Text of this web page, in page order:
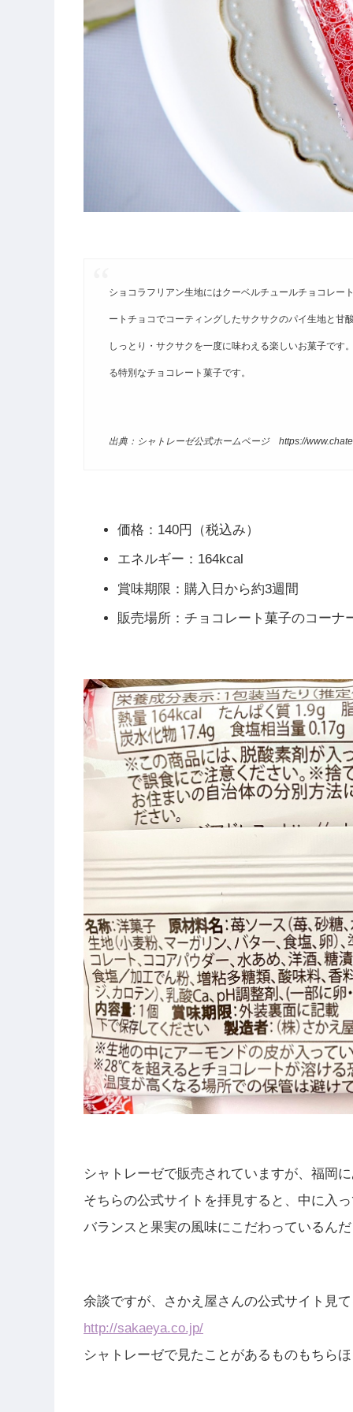
ショコラフリアン生地にはクーベルチュールチョコレー
ートチョコでコーティングしたサクサクのパイ生地と甘
しっとり・サクサクを一度に味わえる楽しいお菓子で
る特別なチョコレート菓子です。
出典：シャトレーゼ公式ホームページ https://
価格：140円（税込み）
エネルギー：164kcal
賞味期限：購入日から約3週間
販売場所：チョコレート菓子のコーナ
シャトレーゼで販売されていますが、福岡
そちらの公式サイトを拝見すると、中に入
バランスと果実の風味にこだわっているん
余談ですが、さかえ屋さんの公式サイト見
http://sakaeya.co.jp/
シャトレーゼで見たことがあるものもちら